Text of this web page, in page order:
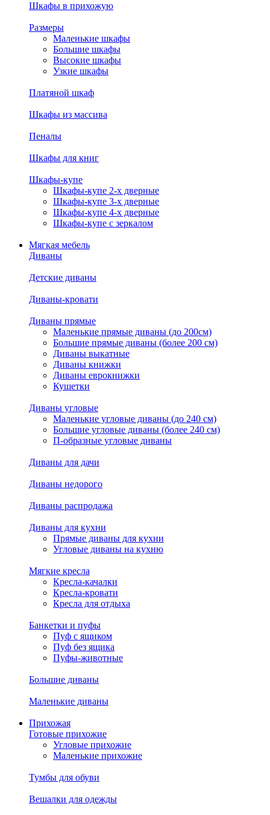
Шкафы в прихожую
Размеры
Маленькие шкафы
Большие шкафы
Высокие шкафы
Узкие шкафы
Платяной шкаф
Шкафы из массива
Пеналы
Шкафы для книг
Шкафы-купе
Шкафы-купе 2-х дверные
Шкафы-купе 3-х дверные
Шкафы-купе 4-х дверные
Шкафы-купе с зеркалом
Мягкая мебель
Диваны
Детские диваны
Диваны-кровати
Диваны прямые
Маленькие прямые диваны (до 200см)
Большие прямые диваны (более 200 см)
Диваны выкатные
Диваны книжки
Диваны еврокнижки
Кушетки
Диваны угловые
Маленькие угловые диваны (до 240 см)
Большие угловые диваны (более 240 см)
П-образные угловые диваны
Диваны для дачи
Диваны недорого
Диваны распродажа
Диваны для кухни
Прямые диваны для кухни
Угловые диваны на кухню
Мягкие кресла
Кресла-качалки
Кресла-кровати
Кресла для отдыха
Банкетки и пуфы
Пуф с ящиком
Пуф без ящика
Пуфы-животные
Большие диваны
Маленькие диваны
Прихожая
Готовые прихожие
Угловые прихожие
Маленькие прихожие
Тумбы для обуви
Вешалки для одежды